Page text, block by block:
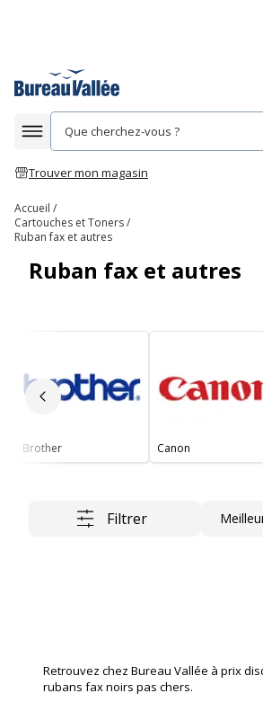
Afficher la navigation
Trouver mon magasin
Accueil
Cartouches et Toners
Ruban fax et autres
Ruban fax et autres
Slide précédent
Brother Canon
Filtrer Trier
Retrouvez chez Bureau Vallée à prix
rubans fax noirs pas chers.